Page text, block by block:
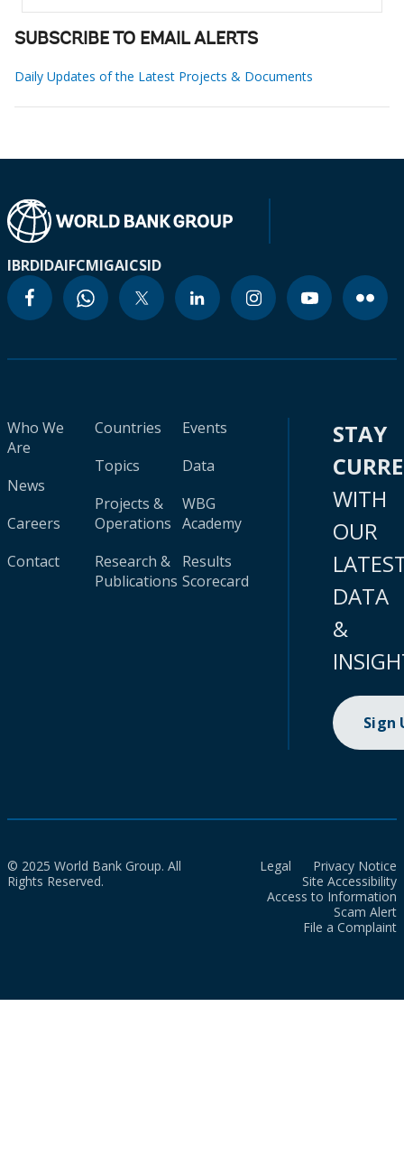
SUBSCRIBE TO EMAIL ALERTS
Daily Updates of the Latest Projects & Documents
IBRDIDAIFCMIGAICSID
Who We
Are
News
Careers
Contact
Countries
Topics
Projects &
Operations
Research &
Publications
Events
Data
WBG
Academy
Results
Scorecard
STAY
WITH
OUR
DATA
&
Sign
© 2025 World Bank Group. All
Rights Reserved.
Legal
Privacy Notice
Site Accessibility
Access to Information
Scam Alert
File a Complaint